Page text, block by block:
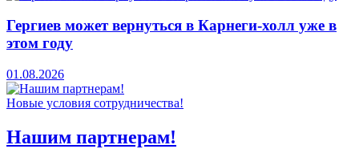
Гергиев может вернуться в Карнеги-холл уже в
этом году
01.08.2026
Новые условия сотрудничества!
Нашим партнерам!